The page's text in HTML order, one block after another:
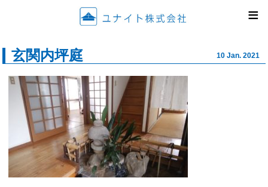
ユナイ
≡
玄関内坪庭 10 Jan. 2021